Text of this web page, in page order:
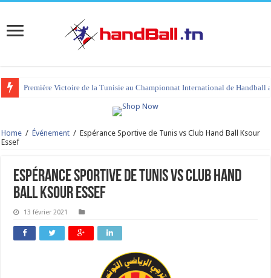
Première Victoire de la Tunisie au Championnat International de Handball
Home / Événement / Espérance Sportive de Tunis vs Club Hand Ball Ksour
Essef
Espérance Sportive de Tunis vs Club Hand
Ball Ksour Essef
13 février 2021